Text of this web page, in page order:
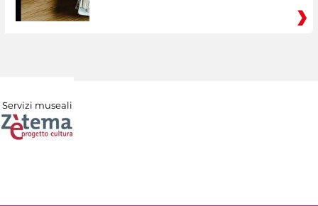
Servizi museali